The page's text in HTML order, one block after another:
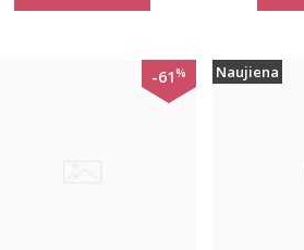
-61% Naujiena